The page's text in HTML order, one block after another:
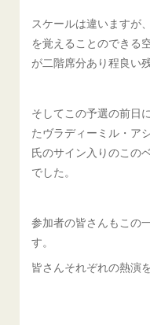
スケールは違いますが
を覚えることのできる
が二階席分あり程良い
そしてこの予選の前日
たヴラディーミル・ア
氏のサイン入りのこの
でした。
参加者の皆さんもこの
す。
皆さんそれぞれの熱演